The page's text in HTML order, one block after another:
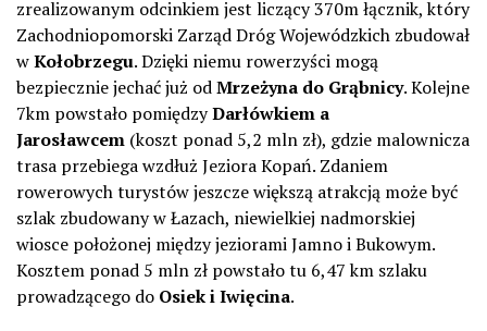
zrealizowanym odcinkiem jest liczący 370m łącznik, który
Zachodniopomorski Zarząd Dróg Wojewódzkich zbudował
wKołobrzegu. Dzięki niemu rowerzyści mogą
bezpiecznie jechać już odMrzeżyna do Grąbnicy. Kolejne
7km powstało pomiędzyDarłówkiem a
Jarosławcem (koszt ponad 5,2 mln zł), gdzie malownicza
trasa przebiega wzdłuż Jeziora Kopań. Zdaniem
rowerowych turystów jeszcze większą atrakcją może być
szlak zbudowany w Łazach, niewielkiej nadmorskiej
wiosce położonej między jeziorami Jamno i Bukowym.
Kosztem ponad 5 mln zł powstało tu 6,47 km szlaku
prowadzącego do Osiek i Iwięcina.